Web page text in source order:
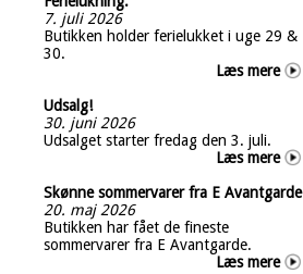
7. juli 2026
Butikken holder ferielukket i uge 29 &
30.
Læs mere
Udsalg!
30. juni 2026
Udsalget starter fredag den 3. juli.
Læs mere
Skønne sommervarer fra E Avantgarde
20. maj 2026
Butikken har fået de fineste
sommervarer fra E Avantgarde.
Læs mere